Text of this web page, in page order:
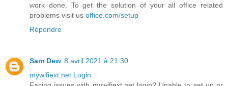
work done. To get the solution of your all office related
problems visit us office.com/setup
Répondre
Sam Dew 8 avril 2021 à 21:30
mywifiext.net Login